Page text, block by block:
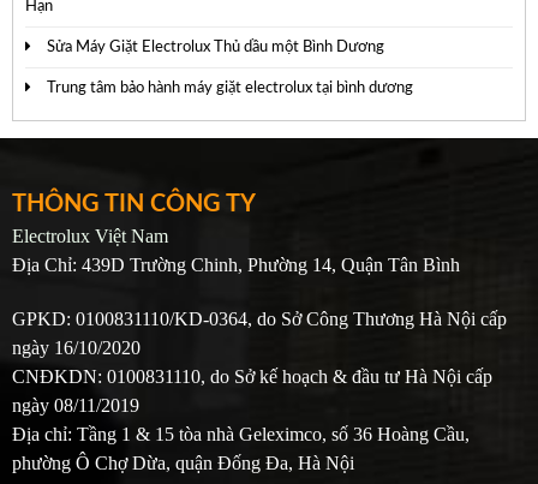
Hạn
Sửa Máy Giặt Electrolux Thủ dầu một Bình Dương
Trung tâm bảo hành máy giặt electrolux tại bình dương
THÔNG TIN CÔNG TY
Electrolux Việt Nam
Địa Chỉ: 439D Trường Chinh, Phường 14, Quận Tân Bình
GPKD: 0100831110/KD-0364, do Sở Công Thương Hà Nội cấp
ngày 16/10/2020
CNĐKDN: 0100831110, do Sở kế hoạch & đầu tư Hà Nội cấp
ngày 08/11/2019
Địa chỉ: Tầng 1 & 15 tòa nhà Geleximco, số 36 Hoàng Cầu,
phường Ô Chợ Dừa, quận Đống Đa, Hà Nội